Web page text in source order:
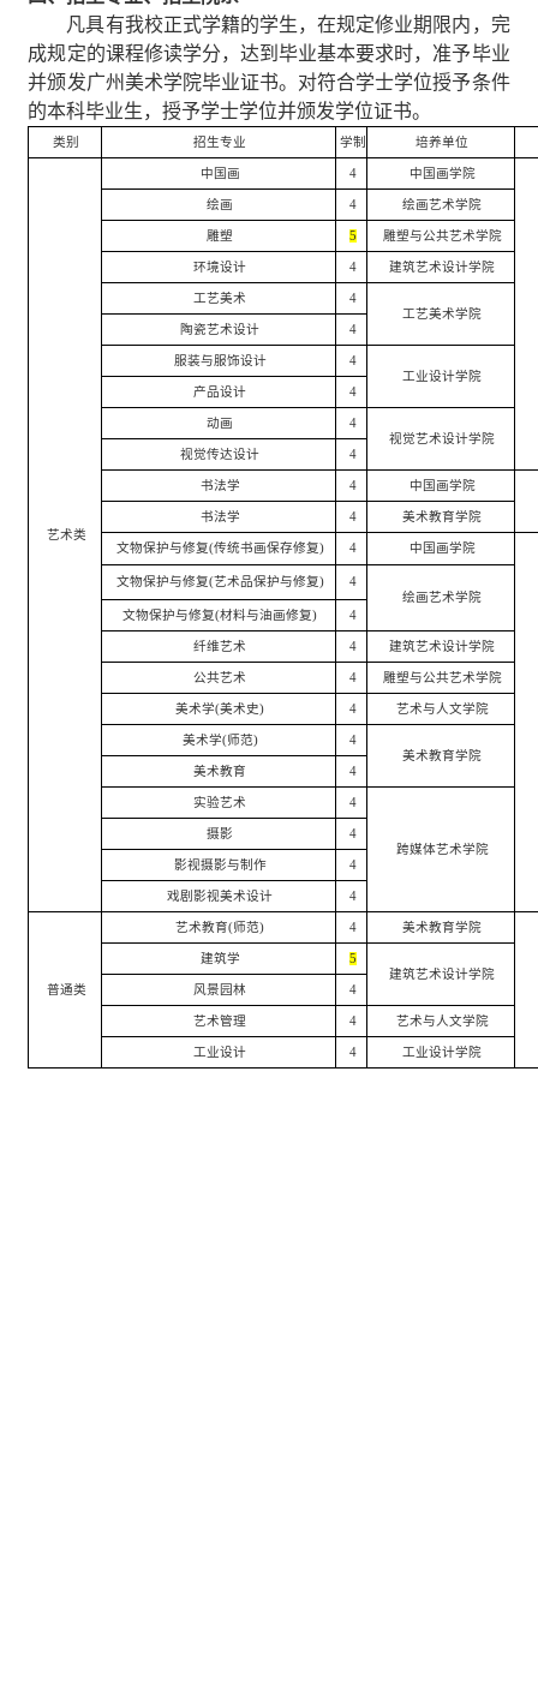
凡具有我校正式学籍的学生，在规定修业期限内，完
成规定的课程修读学分，达到毕业基本要求时，准予毕业
并颁发广州美术学院毕业证书。对符合学士学位授予条件
的本科毕业生，授予学士学位并颁发学位证书。
类别 招生专业 学制 培养单位
艺术类
中国画 4 中国画学院
绘画 4 绘画艺术学院
雕塑 5 雕塑与公共艺术学院
环境设计 4 建筑艺术设计学院
工艺美术
4
工艺美术学院
陶瓷艺术设计
4
服装与服饰设计
4
工业设计学院
产品设计
4
动画
4
视觉艺术设计学院
视觉传达设计
4
书法学 4 中国画学院
书法学 4 美术教育学院
文物保护与修复(传统书画保存修复) 4 中国画学院
文物保护与修复(艺术品保护与修复)
4
绘画艺术学院
文物保护与修复(材料与油画修复) 4
纤维艺术 4 建筑艺术设计学院
公共艺术 4 雕塑与公共艺术学院
美术学(美术史) 4 艺术与人文学院
美术学(师范)
4
美术教育学院
美术教育
4
实验艺术 4
跨媒体艺术学院
摄影 4
影视摄影与制作 4
戏剧影视美术设计 4
普通类
艺术教育(师范) 4 美术教育学院
建筑学
5
建筑艺术设计学院
风景园林
4
艺术管理 4 艺术与人文学院
工业设计 4 工业设计学院